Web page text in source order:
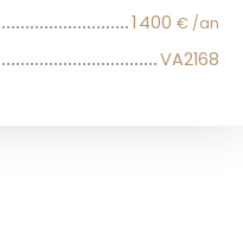
1 400 € /an
VA2168